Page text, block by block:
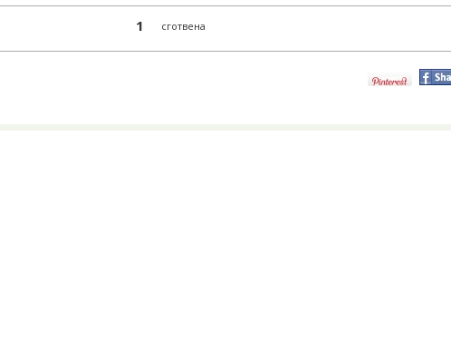
1 сготвена